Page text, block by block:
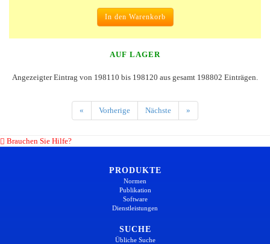
In den Warenkorb
AUF LAGER
Angezeigter Eintrag von 198110 bis 198120 aus gesamt 198802 Einträgen.
« Vorherige Nächste »
Brauchen Sie Hilfe?
PRODUKTE
Normen
Publikation
Software
Dienstleistungen
SUCHE
Übliche Suche